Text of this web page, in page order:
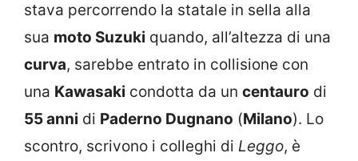
stava percorrendo la statale in sella alla
sua moto Suzuki quando, all’altezza di una
curva, sarebbe entrato in collisione con
una Kawasaki condotta da un centauro di
55 anni di Paderno Dugnano (Milano). Lo
scontro, scrivono i colleghi di Leggo, è